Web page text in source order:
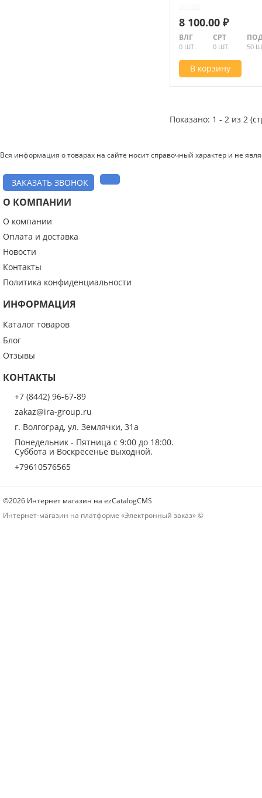
8 100.00 ₽
ВЛГ
0 ШТ.
СРТ
0 ШТ. 50
В корзину
Показано: 1 - 2 из 2
Вся информация о товарах на сайте носит справочный характер и не
ЗАКАЗАТЬ ЗВОНОК
О КОМПАНИИ
О компании
Оплата и доставка
Новости
Контакты
Политика конфиденциальности
ИНФОРМАЦИЯ
Каталог товаров
Блог
Отзывы
КОНТАКТЫ
+7 (8442) 96-67-89
zakaz@ira-group.ru
г. Волгоград, ул. Землячки, 31а
Понедельник - Пятница с 9:00 до 18:00.
Суббота и Воскресенье выходной.
+79610576565
©2026 Интернет магазин на ezCatalogCMS
Интернет-магазин на платформе «Электронный заказ» ©